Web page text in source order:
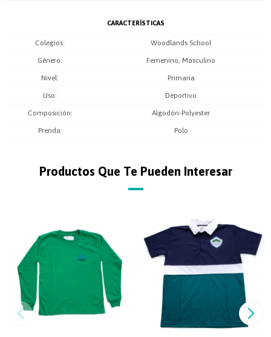
CARACTERÍSTICAS
Colegios Woodlands School
Género Femenino, Masculino
Nivel Primaria
Uso Deportivo
Composición Algodón-Polyester
Prenda Polo
Productos Que Te Pueden Interesar